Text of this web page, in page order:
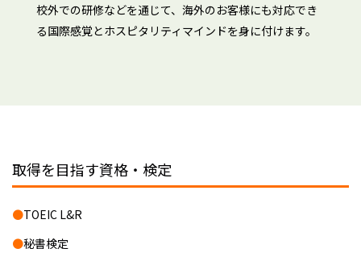
校外での研修などを通じて、海外のお客様にも対応でき
る国際感覚とホスピタリティマインドを身に付けます。
取得を目指す資格・検定
TOEIC L&R
秘書検定